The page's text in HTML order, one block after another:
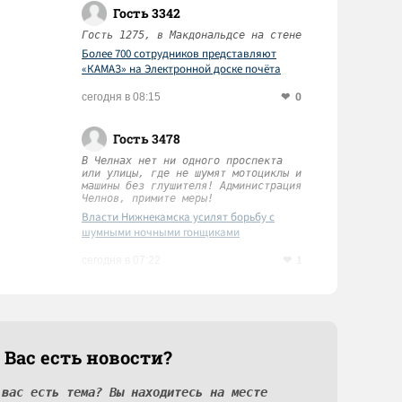
Гость 3342
Гость 1275, в Макдональдсе на стене
Более 700 сотрудников представляют
«КАМАЗ» на Электронной доске почёта
сегодня в 08:15 0
Гость 3478
В Челнах нет ни одного проспекта
или улицы, где не шумят мотоциклы и
машины без глушителя! Администрация
Челнов, примите меры!
Власти Нижнекамска усилят борьбу с
шумными ночными гонщиками
есть новости?
есть тема? Вы находитесь на месте